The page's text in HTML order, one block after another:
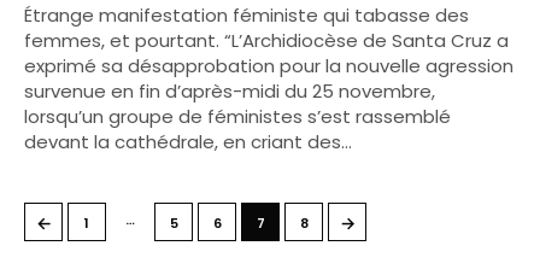
Étrange manifestation féministe qui tabasse des
femmes, et pourtant. “L’Archidiocèse de Santa Cruz a
exprimé sa désapprobation pour la nouvelle agression
survenue en fin d’après-midi du 25 novembre,
lorsqu’un groupe de féministes s’est rassemblé
devant la cathédrale, en criant des…
← 1 … 5 6 7 8 →